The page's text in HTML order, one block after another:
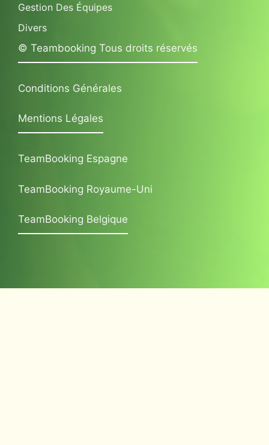
Gestion Des Équipes
Divers
© Teambooking Tous droits réservés
Conditions Générales
Mentions Légales
TeamBooking Espagne
TeamBooking Royaume-Uni
TeamBooking Belgique